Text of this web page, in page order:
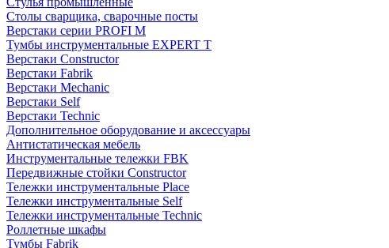
Столы сварщика, сварочные посты
Верстаки серии PROFI M
Тумбы инструментальные EXPERT T
Верстаки Constructor
Верстаки Fabrik
Верстаки Mechanic
Верстаки Self
Верстаки Technic
Дополнительное оборудование и аксессуары
Антистатическая мебель
Инструментальные тележки FBK
Передвижные стойки Constructor
Тележки инструментальные Place
Тележки инструментальные Self
Тележки инструментальные Technic
Роллетные шкафы
Тумбы Fabrik